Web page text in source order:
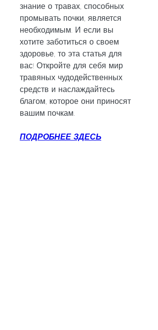
знание о травах, способных
промывать почки, является
необходимым. И если вы
хотите заботиться о своем
здоровье, то эта статья для
вас! Откройте для себя мир
травяных чудодейственных
средств и наслаждайтесь
благом, которое они приносят
вашим почкам.
ПОДРОБНЕЕ ЗДЕСЬ